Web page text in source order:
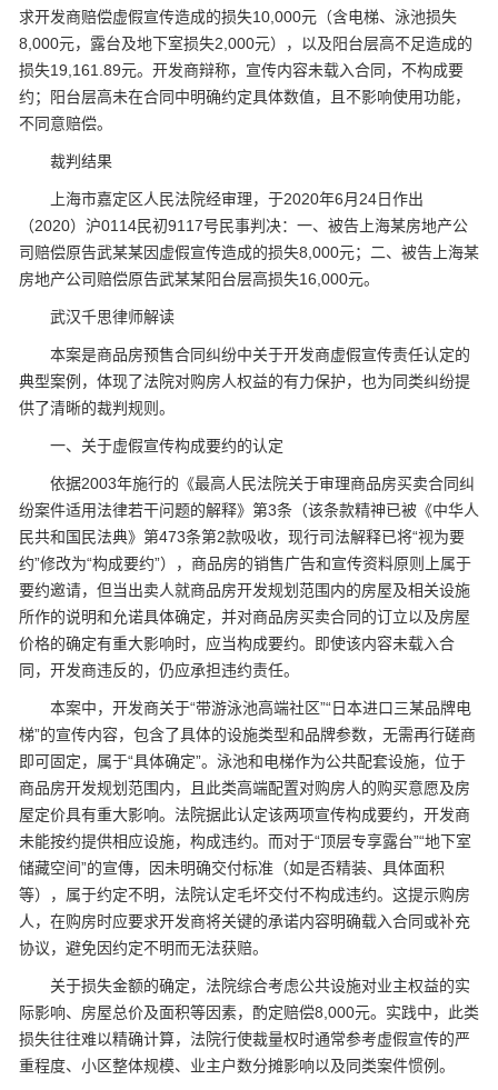
求开发商赔偿虚假宣传造成的损失10,000元（含电梯、泳池损失
8,000元，露台及地下室损失2,000元），以及阳台层高不足造成的
损失19,161.89元。开发商辩称，宣传内容未载入合同，不构成要
约；阳台层高未在合同中明确约定具体数值，且不影响使用功能，
不同意赔偿。
裁判结果
上海市嘉定区人民法院经审理，于2020年6月24日作出
（2020）沪0114民初9117号民事判决：一、被告上海某房地产公
司赔偿原告武某某因虚假宣传造成的损失8,000元；二、被告上海某
房地产公司赔偿原告武某某阳台层高损失16,000元。
武汉千思律师解读
本案是商品房预售合同纠纷中关于开发商虚假宣传责任认定的
典型案例，体现了法院对购房人权益的有力保护，也为同类纠纷提
供了清晰的裁判规则。
一、关于虚假宣传构成要约的认定
依据2003年施行的《最高人民法院关于审理商品房买卖合同纠
纷案件适用法律若干问题的解释》第3条（该条款精神已被《中华人
民共和国民法典》第473条第2款吸收，现行司法解释已将“视为要
约”修改为“构成要约”），商品房的销售广告和宣传资料原则上属于
要约邀请，但当出卖人就商品房开发规划范围内的房屋及相关设施
所作的说明和允诺具体确定，并对商品房买卖合同的订立以及房屋
价格的确定有重大影响时，应当构成要约。即使该内容未载入合
同，开发商违反的，仍应承担违约责任。
本案中，开发商关于“带游泳池高端社区”“日本进口三某品牌电
梯”的宣传内容，包含了具体的设施类型和品牌参数，无需再行磋商
即可固定，属于“具体确定”。泳池和电梯作为公共配套设施，位于
商品房开发规划范围内，且此类高端配置对购房人的购买意愿及房
屋定价具有重大影响。法院据此认定该两项宣传构成要约，开发商
未能按约提供相应设施，构成违约。而对于“顶层专享露台”“地下室
储藏空间”的宣傳，因未明确交付标准（如是否精装、具体面积
等），属于约定不明，法院认定毛坏交付不构成违约。这提示购房
人，在购房时应要求开发商将关键的承诺内容明确载入合同或补充
协议，避免因约定不明而无法获赔。
关于损失金额的确定，法院综合考虑公共设施对业主权益的实
际影响、房屋总价及面积等因素，酌定赔偿8,000元。实践中，此类
损失往往难以精确计算，法院行使裁量权时通常参考虚假宣传的严
重程度、小区整体规模、业主户数分摊影响以及同类案件惯例。